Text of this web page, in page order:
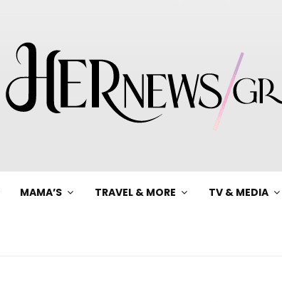
MAMA’S TRAVEL & MORE TV & MEDIA